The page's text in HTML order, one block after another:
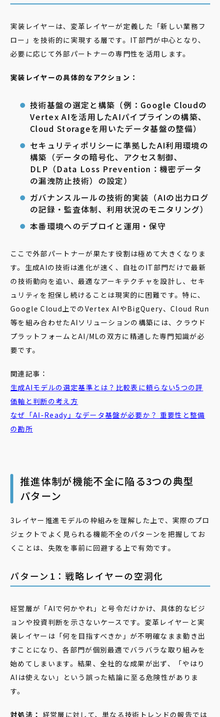
実装レイヤーは、変革レイヤーが定義した「新しい業務フ
ロー」を技術的に実現する層です。IT部門が中心となり、
必要に応じて外部パートナーの専門性を活用します。
実装レイヤーの具体的なアクション：
技術基盤の選定と構築（例：Google Cloudの
Vertex AIを活用したAIパイプラインの構築、
Cloud Storageを用いたデータ基盤の整備）
セキュリティポリシーに準拠したAI利用環境の
構築（データの暗号化、アクセス制御、
DLP（Data Loss Prevention：機密データ
の漏洩防止技術）の設定）
ガバナンスルールの技術的実装（AIの出力ログ
の記録・監査体制、利用状況のモニタリング）
本番環境へのデプロイと運用・保守
ここで外部パートナーが果たす役割は極めて大きくなりま
す。生成AIの技術は進化が速く、自社のIT部門だけで最新
の技術動向を追い、最適なアーキテクチャを設計し、セキ
ュリティを担保し続けることは現実的に困難です。特に、
Google Cloud上でのVertex AIやBigQuery、Cloud Run
等を組み合わせたAIソリューションの構築には、クラウド
プラットフォームとAI/MLの双方に精通した専門知識が必
要です。
関連記事：
生成AIモデルの選定基準とは？比較表に頼らない5つの評
価軸と判断の考え方
なぜ「AI-Ready」なデータ基盤が必要か？ 重要性と整備
の勘所
推進体制が機能不全に陥る3つの典型
パターン
3レイヤー推進モデルの枠組みを理解した上で、実際のプロ
ジェクトでよく見られる機能不全のパターンを把握してお
くことは、失敗を事前に回避する上で有効です。
パターン1：戦略レイヤーの空洞化
経営層が「AIで何かやれ」と号令だけかけ、具体的なビジ
ョンや投資判断を示さないケースです。変革レイヤーと実
装レイヤーは「何を目指すべきか」が不明確なまま動き出
すことになり、各部門が個別最適でバラバラな取り組みを
始めてしまいます。結果、全社的な成果が出ず、「やはり
AIは使えない」という誤った結論に至る危険性がありま
す。
対処法： 経営層に対して、単なる技術トレンドの報告では